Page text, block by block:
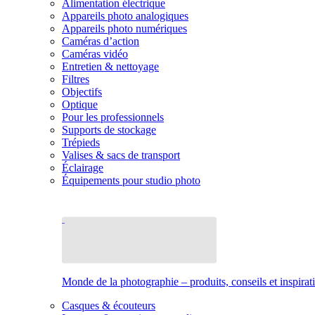
Alimentation électrique
Appareils photo analogiques
Appareils photo numériques
Caméras d’action
Caméras vidéo
Entretien & nettoyage
Filtres
Objectifs
Optique
Pour les professionnels
Supports de stockage
Trépieds
Valises & sacs de transport
Éclairage
Équipements pour studio photo
Monde de la photographie – produits, conseils et
Casques & écouteurs